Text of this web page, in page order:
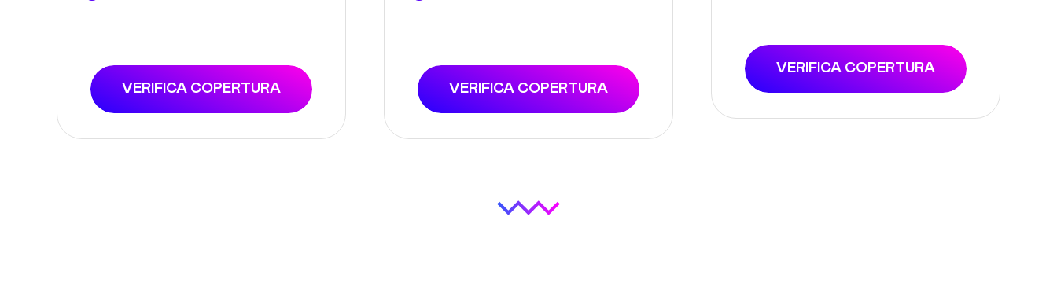
VERIFICA COPERTURA VERIFICA COPERTURA
VERIFICA COPERTURA